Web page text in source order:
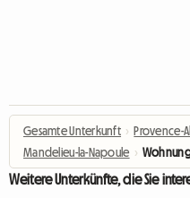
Gesamte Unterkunft › Provence-
Mandelieu-la-Napoule ›
Weitere Unterkünfte, die Sie